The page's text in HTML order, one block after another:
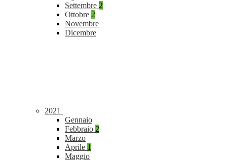
Settembre 2
Ottobre 2
Novembre
Dicembre
2021
Gennaio
Febbraio 2
Marzo
Aprile 1
Maggio